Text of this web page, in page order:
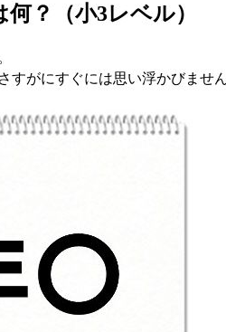
？（小3レベル）
すがにすぐには思い浮かびま